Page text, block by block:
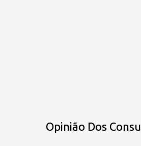
Opinião Dos